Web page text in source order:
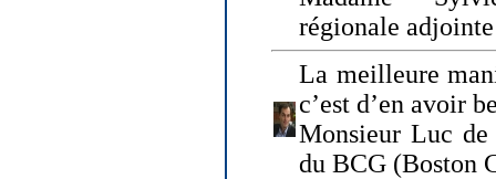
régionale
La meilleure
c’est d’en avoir
Monsieur Luc de
du BCG (Boston